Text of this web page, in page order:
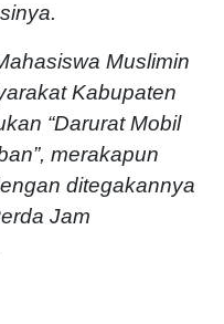
Muslimin
Kabupaten
“Darurat Mobil
merakapun
ditegakannya
Jam